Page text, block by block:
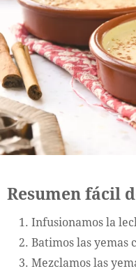
Resumen fácil
Infusionamos la
Batimos las yemas
Mezclamos las